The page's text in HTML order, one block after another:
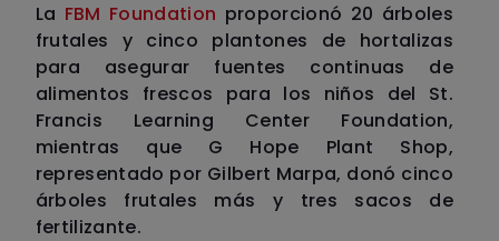
La FBM Foundation proporcionó 20 árboles
frutales y cinco plantones de hortalizas
para asegurar fuentes continuas de
alimentos frescos para los niños del St.
Francis Learning Center Foundation,
mientras que G Hope Plant Shop,
representado por Gilbert Marpa, donó cinco
árboles frutales más y tres sacos de
fertilizante.